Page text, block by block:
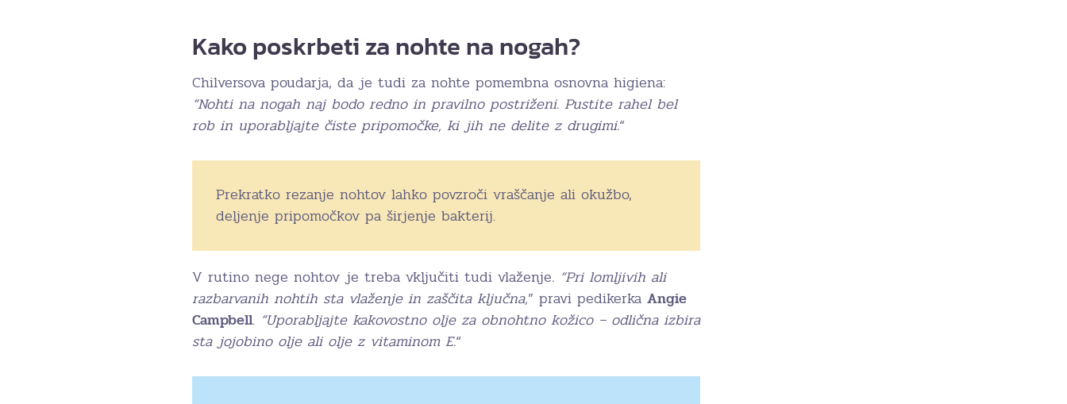
Kako poskrbeti za nohte na nogah?
Chilversova poudarja, da je tudi za nohte pomembna osnovna higiena:
“Nohti na nogah naj bodo redno in pravilno postriženi. Pustite rahel bel
rob in uporabljajte čiste pripomočke, ki jih ne delite z drugimi.“
Prekratko rezanje nohtov lahko povzroči vraščanje ali okužbo,
deljenje pripomočkov pa širjenje bakterij.
V rutino nege nohtov je treba vključiti tudi vlaženje. “Pri lomljivih ali
razbarvanih nohtih sta vlaženje in zaščita ključna,” pravi pedikerka Angie
Campbell. “Uporabljajte kakovostno olje za obnohtno kožico – odlična izbira
sta jojobino olje ali olje z vitaminom E.“